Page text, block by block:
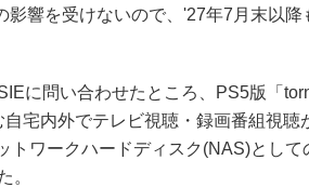
影響を受けないので、'27年7月末以降
に問い合わせたところ、PS5版「
自宅内外でテレビ視聴・録画番組視
トワークハードディスク(NAS)として
。